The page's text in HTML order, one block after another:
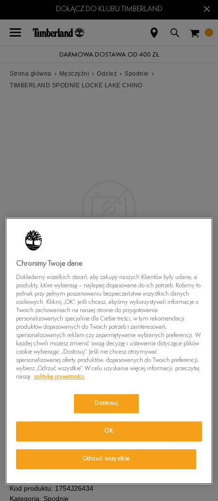
DOŁĄCZ DO KLUBU TIMBERLAND ×
DARMOWA DOSTAWA OD 400 ZŁ
Strona główna › Mężczyźni › Odzież › Spodnie ›
TIMBERLAND SPODNIE LOCKE LAKE CHINO
TIMBERLAND SPODNIE LOCKE LAKE CHINO
0zł
PRODUKT NIEDOSTĘPNY
Wybierz rozmiar
32/34
34/34
dostępności
Sprawdź dostępność w salonach
SZCZEGÓŁY
Kod produktu: 1754J26434
Kategoria: Spodnie
Chronimy Twoje dane
Dokładamy wszelkich starań, aby zakupy naszych Klientów były udane, a
produkty, które wybierają – najlepiej dopasowane do ich potrzeb. Robimy to
jednak przy pełnym poszanowaniu bezpieczeństwa wszystkich danych
osobowych. Kliknij „OK”, jeśli chcesz, abyśmy wykorzystywali informacje o
Twoich zachowaniach na naszej stronie do przygotowania
personalizowanych specjalnie dla Ciebie treści, w tym rekomendacji
produktów dopasowanych do Twoich potrzeb i zainteresowań,
spersonalizowanych reklam czy zapamiętywanie wybranych preferencji. W
każdej chwili możesz zmienić swoją decyzję i ustawienia dotyczące plików
cookie wybierając „Dostosuj”. Jeśli nie chcesz otrzymywać
spersonalizowanej oferty produktów, dopasowanych do Twoich preferencji,
wybierz „Odrzuć wszystkie”. W celu uzyskania więcej informacji, przeczytaj
naszą
politykę prywatności.
Dostosuj
Odrzuć wszystkie
OK